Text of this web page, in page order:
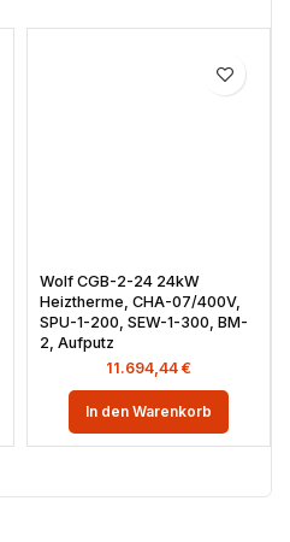
Wolf CGB-2-24 24kW
Heiztherme, CHA-07/400V,
SPU-1-200, SEW-1-300, BM-
2, Aufputz
11.694,44 €
In den Warenkorb